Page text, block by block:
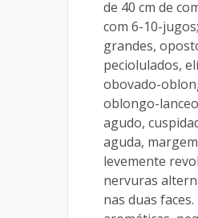
de 40 cm de
com 6-10-
grandes,
peciolulados,
obovado-
oblongo-
agudo,
aguda,
levemente
nervuras
nas duas faces.